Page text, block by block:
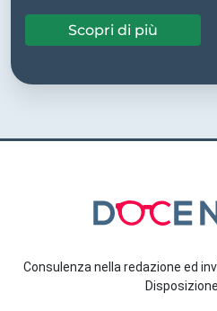
Scopri di più
Consulenza nella redazione ed